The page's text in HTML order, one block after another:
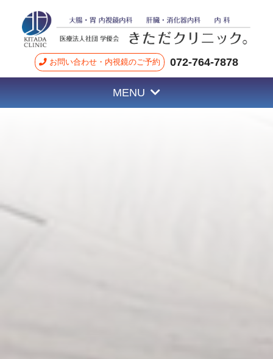
お問い合わせ・内視鏡のご予約 072-764-7878
MENU